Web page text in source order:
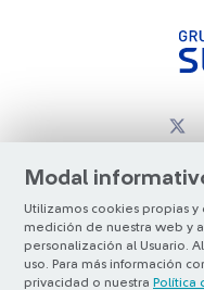
Modal
Utilizamos cookies propias y
medición de nuestra web y
personalización al Usuario.
uso. Para más información
privacidad o nuestra Política
©